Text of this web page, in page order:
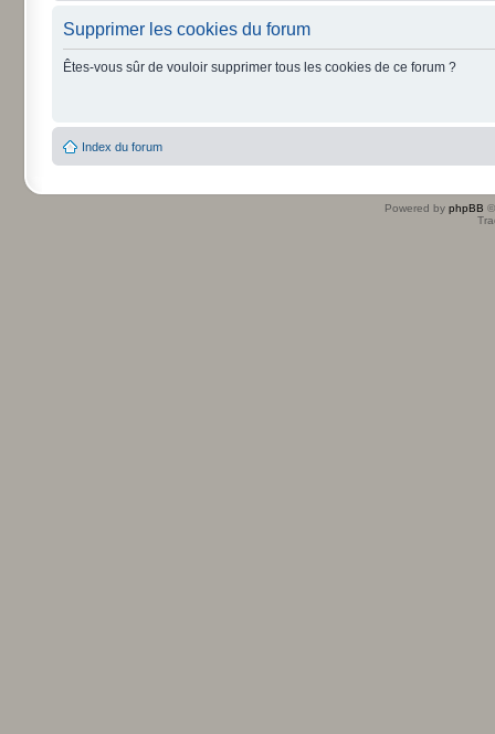
Supprimer les cookies du forum
Êtes-vous sûr de vouloir supprimer tous les cookies de ce forum ?
Index du forum
Powered by phpBB